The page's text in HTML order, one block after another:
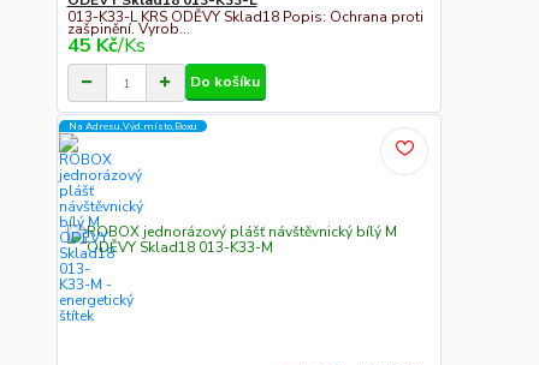
013-K33-L KRS ODĚVY Sklad18 Popis: Ochrana proti
zašpinění. Vyrob...
45 Kč/Ks
Do košíku
Na Adresu,Výd.místo,Boxu